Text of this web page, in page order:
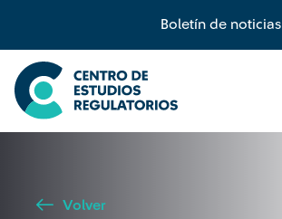
Boletín de noticias
Búsqueda
Seleccione país
Volver